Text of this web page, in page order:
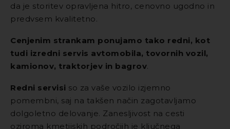
da je storitev opravljena hitro, cenovno ugodno in
predvsem kvalitetno.
Cenjenim strankam ponujamo tako redni, kot
tudi izredni servis avtomobila, tovornih vozil,
kamionov, traktorjev in bagrov.
Redni servisi so za vaše vozilo izjemno
pomembni, saj na takšen način zagotavljamo
dolgoletno delovanje. Zanesljivost na cesti
oziroma kmetijskih področjih je ključnega